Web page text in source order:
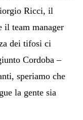
Ricci, il
team manager
dei tifosi ci
Cordoba –
speriamo che
la gente sia